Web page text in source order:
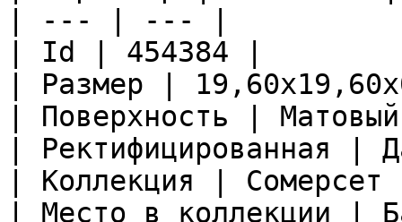
| --- | --- |
| Id | 454384 |
| Размер |
| Поверхность |
| Ректифицированная |
| Коллекция |
| Место в коллекции |